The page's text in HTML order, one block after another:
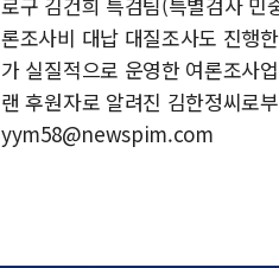
론조사비 대납 대질조사도 진행
가 실질적으로 운영한 여론조사
랜 후원자로 알려진 김한정씨로
yym58@newspim.com